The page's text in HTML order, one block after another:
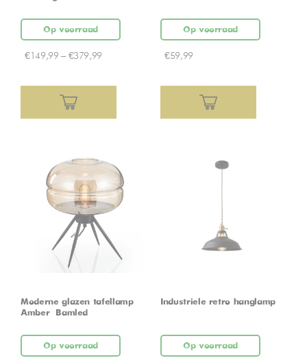
Op voorraad
€149,99 – €379,99
Op voorraad
€59,99
Moderne glazen tafellamp –
Amber – Bamled
Op voorraad
Industriele retro hanglamp
Op voorraad